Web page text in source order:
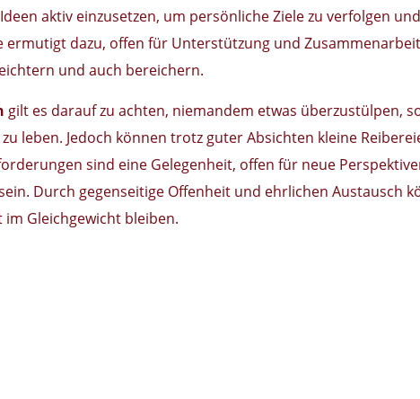
aktiv einzusetzen, um persönliche Ziele zu verfolgen und
ermutigt dazu, offen für Unterstützung und
und auch bereichern.
gilt es darauf zu achten, niemandem etwas überzustülpen,
leben. Jedoch können trotz guter Absichten kleine
sind eine Gelegenheit, offen für neue
Durch gegenseitige Offenheit und ehrlichen Austausch
Gleichgewicht bleiben.